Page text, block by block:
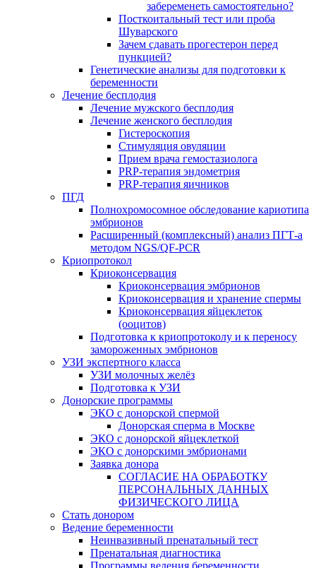
забеременеть самостоятельно?
Посткоитальный тест или проба
Шуварского
Зачем сдавать прогестерон перед
пункцией?
Генетические анализы для подготовки к
беременности
Лечение бесплодия
Лечение мужского бесплодия
Лечение женского бесплодия
Гистероскопия
Стимуляция овуляции
Прием врача гемостазиолога
PRP-терапия эндометрия
PRP-терапия яичников
ПГД
Полнохромосомное обследование кариотипа
эмбрионов
Расширенный (комплексный) анализ ПГТ-а
методом NGS/QF-PCR
Криопротокол
Криоконсервация
Криоконсервация эмбрионов
Криоконсервация и хранение спермы
Криоконсервация яйцеклеток
(ооцитов)
Подготовка к криопротоколу и к переносу
замороженных эмбрионов
УЗИ экспертного класса
УЗИ молочных желёз
Подготовка к УЗИ
Донорские программы
ЭКО с донорской спермой
Донорская сперма в Москве
ЭКО с донорской яйцеклеткой
ЭКО с донорскими эмбрионами
Заявка донора
СОГЛАСИЕ НА ОБРАБОТКУ
ПЕРСОНАЛЬНЫХ ДАННЫХ
ФИЗИЧЕСКОГО ЛИЦА
Стать донором
Ведение беременности
Неинвазивный пренатальный тест
Пренатальная диагностика
Программы ведения беременности